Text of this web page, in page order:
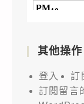
其他操作
登入
訂
訂閱留言